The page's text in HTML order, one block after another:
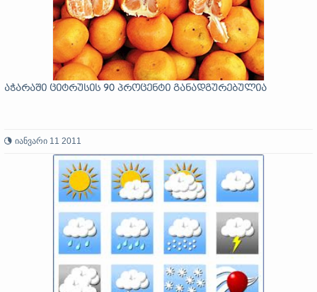
აჭარაში ციტრუსის 90 პროცენტი განადგურებულია
იანვარი 11 2011